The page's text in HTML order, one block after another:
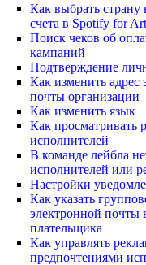
Как выбрать страну
счета в Spotify for
Поиск чеков об
кампаний
Подтверждение
Как изменить адрес
почты организации
Как изменить язык
Как просматривать
исполнителей
В команде лейбла
исполнителей или
Настройки
Как указать
электронной почты
плательщика
Как управлять
предпочтениями